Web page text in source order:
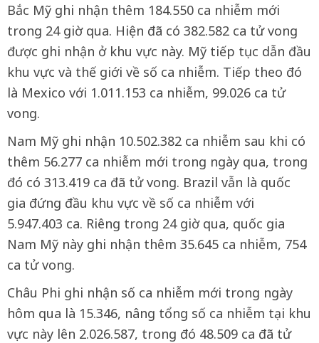
Bắc Mỹ ghi nhận thêm 184.550 ca nhiễm mới
trong 24 giờ qua. Hiện đã có 382.582 ca tử vong
được ghi nhận ở khu vực này. Mỹ tiếp tục dẫn đầu
khu vực và thế giới về số ca nhiễm. Tiếp theo đó
là Mexico với 1.011.153 ca nhiễm, 99.026 ca tử
vong.
Nam Mỹ ghi nhận 10.502.382 ca nhiễm sau khi có
thêm 56.277 ca nhiễm mới trong ngày qua, trong
đó có 313.419 ca đã tử vong. Brazil vẫn là quốc
gia đứng đầu khu vực về số ca nhiễm với
5.947.403 ca. Riêng trong 24 giờ qua, quốc gia
Nam Mỹ này ghi nhận thêm 35.645 ca nhiễm, 754
ca tử vong.
Châu Phi ghi nhận số ca nhiễm mới trong ngày
hôm qua là 15.346, nâng tổng số ca nhiễm tại khu
vực này lên 2.026.587, trong đó 48.509 ca đã tử